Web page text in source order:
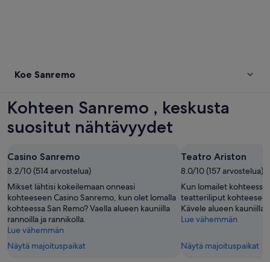
Koe Sanremo
Kohteen Sanremo , keskusta
suositut nähtävyydet
Casino Sanremo
8.2/10 (514 arvostelua)
Mikset lähtisi kokeilemaan onneasi
kohteeseen Casino Sanremo, kun olet lomalla
kohteessa San Remo? Vaella alueen kauniilla
rannoilla ja rannikolla.
Lue vähemmän
Näytä majoituspaikat
Teatro Ariston
8.0/10 (157 arvostelua)
Kun lomailet kohteessa
teatteriliput
Kävele alueen kauniilla
Lue vähemmän
Näytä majoituspaikat